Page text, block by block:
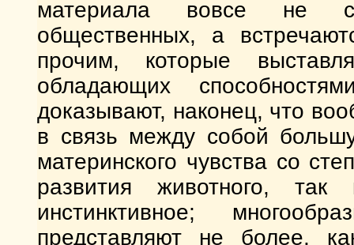
материала вовсе не
общественных, а
прочим, которые
обладающих
доказывают, наконец, что
в связь между собой
материнского чувства со
развития животного, так
инстинктивное;
представляют не более,